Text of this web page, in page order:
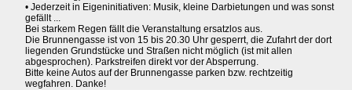
• Jederzeit in Eigeninitiativen: Musik, kleine Darbietungen und was sonst
gefällt ...
Bei starkem Regen fällt die Veranstaltung ersatzlos aus.
Die Brunnengasse ist von 15 bis 20.30 Uhr gesperrt, die Zufahrt der dort
liegenden Grundstücke und Straßen nicht möglich (ist mit allen
abgesprochen). Parkstreifen direkt vor der Absperrung.
Bitte keine Autos auf der Brunnengasse parken bzw. rechtzeitig
wegfahren. Danke!